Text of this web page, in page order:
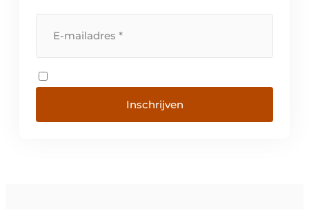
Inschrijven